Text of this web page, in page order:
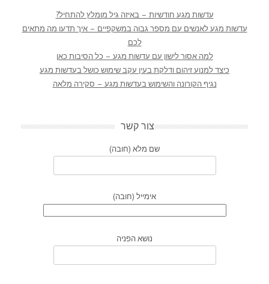
עדשות מגע חודשיות – באיזה גיל מומלץ להתחיל?
עדשות מגע לאנשים עם מספר גבוה במשקפיים – איך תדעו מה מתאים
לכם
למה אסור לישון עם עדשות מגע – כל הסיבות כאן
כיצד למנוע זיהום ודלקת בעין עקב שימוש כושל בעדשות מגע
נגיף הקורונה והשימוש בעדשות מגע – סקירה מלאה
צור קשר
שם מלא (חובה)
אימייל (חובה)
נושא הפניה